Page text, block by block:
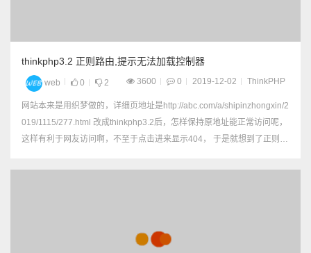
thinkphp3.2 正则路由,提示无法加载控制器
web 0 2 3600 0 2019-12-02 ThinkPHP
网站本来是用织梦做的，详细页地址是http://abc.com/a/shipinzhongxin/2
019/1115/277.html 改成thinkphp3.2后，怎样保持原地址能正常访问呢，
这样有利于网友访问啊，不至于点击进来显示404， 于是就想到了正则路